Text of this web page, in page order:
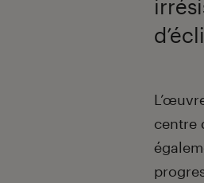
centre